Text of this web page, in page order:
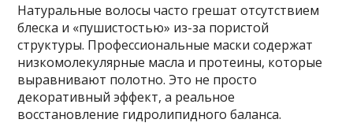
Натуральные волосы часто грешат отсутствием
блеска и «пушистостью» из-за пористой
структуры. Профессиональные маски содержат
низкомолекулярные масла и протеины, которые
выравнивают полотно. Это не просто
декоративный эффект, а реальное
восстановление гидролипидного баланса.